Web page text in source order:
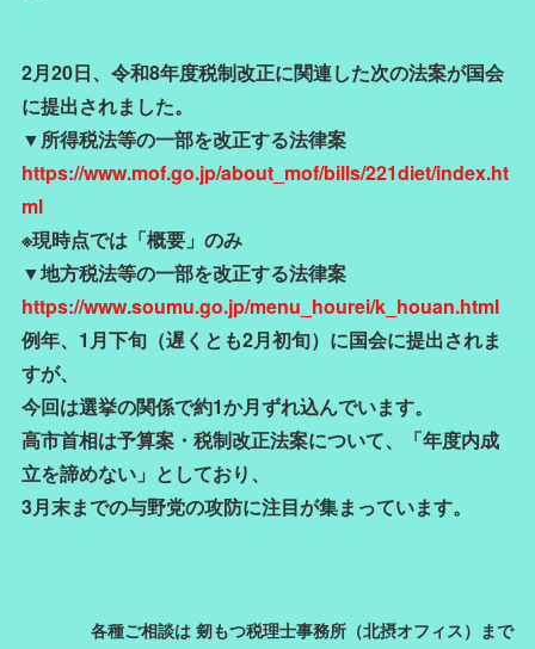
2月20日、令和8年度税制改正に関連した次の法案が国会
に提出されました。
▼所得税法等の一部を改正する法律案
https://www.mof.go.jp/about_mof/bills/221diet/index.ht
ml
※現時点では「概要」のみ
▼地方税法等の一部を改正する法律案
https://www.soumu.go.jp/menu_hourei/k_houan.html
例年、1月下旬（遅くとも2月初旬）に国会に提出されま
すが、
今回は選挙の関係で約1か月ずれ込んでいます。
高市首相は予算案・税制改正法案について、「年度内成
立を諦めない」としており、
3月末までの与野党の攻防に注目が集まっています。
各種ご相談は 剱もつ税理士事務所（北摂オフィス）まで